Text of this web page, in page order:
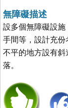
無障礙描述
設多個無障礙設
手間等，設計充
不平的地方設有斜
落。